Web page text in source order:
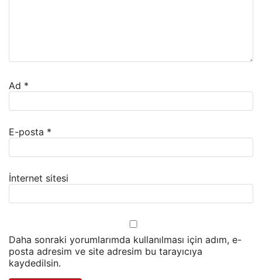
Ad *
E-posta *
İnternet sitesi
Daha sonraki yorumlarımda kullanılması için adım, e-
posta adresim ve site adresim bu tarayıcıya
kaydedilsin.